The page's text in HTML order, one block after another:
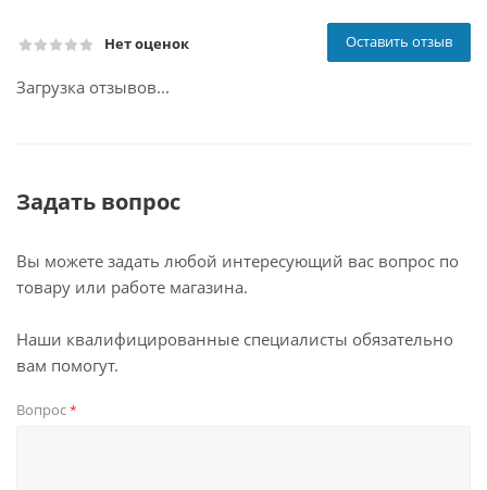
Нет оценок Оставить отзыв
Загрузка отзывов...
Задать вопрос
Вы можете задать любой интересующий вас вопрос по
товару или работе магазина.
Наши квалифицированные специалисты обязательно
вам помогут.
Вопрос*